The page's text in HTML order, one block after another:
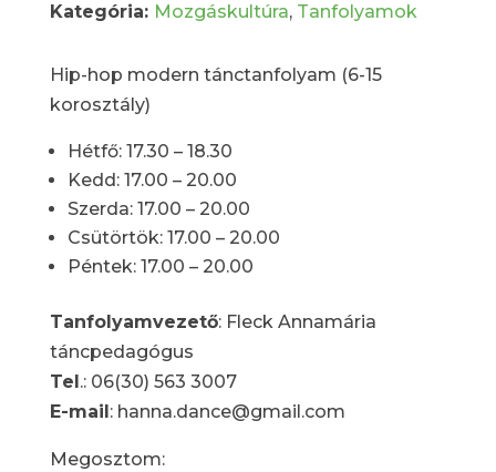
Kategória: Mozgáskultúra, Tanfolyamok
Hip-hop modern tánctanfolyam (6-15
korosztály)
Hétfő: 17.30 – 18.30
Kedd: 17.00 – 20.00
Szerda: 17.00 – 20.00
Csütörtök: 17.00 – 20.00
Péntek: 17.00 – 20.00
Tanfolyamvezető: Fleck Annamária
táncpedagógus
Tel .: 06(30) 563 3007
E-mail : hanna.dance@gmail.com
Megosztom: